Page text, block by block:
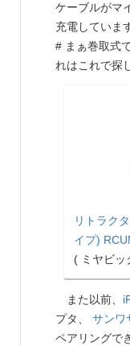
ケーブルがマ
充電していま
# まぁ巻取式
れはこれで探
リトラク
イプ)
( ミヤビッ
また以前、
プタ、 サンワ
ペアリングで